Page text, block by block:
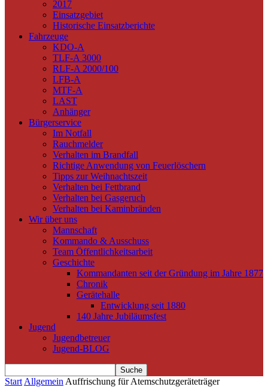
2017
Einsatzgebiet
Historische Einsatzberichte
Fahrzeuge
KDO-A
TLF-A 3000
RLF-A 2000/100
LFB-A
MTF-A
LAST
Anhänger
Bürgerservice
Im Notfall
Rauchmelder
Verhalten im Brandfall
Richtige Anwendung von Feuerlöschern
Tipps zur Weihnachtszeit
Verhalten bei Fettbrand
Verhalten bei Gasgeruch
Verhalten bei Kaminbränden
Wir über uns
Mannschaft
Kommando & Ausschuss
Team Öffentlichkeitsarbeit
Geschichte
Kommandanten seit der Gründung im Jahre 1877
Chronik
Gerätehalle
Entwicklung seit 1880
140 Jahre Jubiläumsfest
Jugend
Jugendbetreuer
Jugend-BLOG
Start Allgemein Auffrischung für Atemschutzgeräteträger